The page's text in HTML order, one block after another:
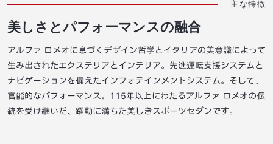
主な特徴
美しさとパフォーマンスの融合
アルファ ロメオに息づくデザイン哲学とイタリアの美意識によって
生み出されたエクステリアとインテリア。先進運転支援システムと
ナビゲーションを備えたインフォテインメントシステム。そして、
官能的なパフォーマンス。115年以上にわたるアルファ ロメオの伝
統を受け継いだ、躍動に満ちた美しきスポーツセダンです。